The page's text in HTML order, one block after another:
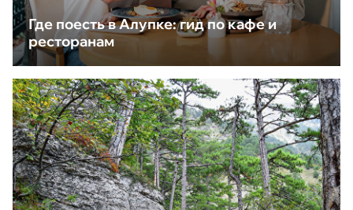
Где поесть в Алупке: гид по кафе и
ресторанам